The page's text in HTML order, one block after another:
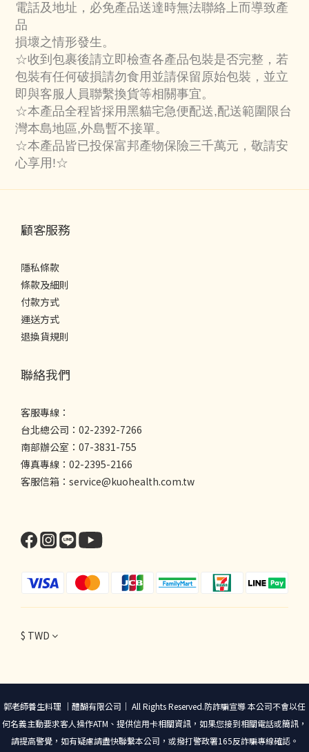
電話及地址，必免產品送達時無法聯絡上而導致產
品
損壞之情形發生。
☆收到包裹後請立即檢查各產品包裝是否完整，若
包裝有任何破損請勿食用並請保留原始包裝，並立
即與客服人員聯繫換貨等相關事宜。
☆本產品全程皆採用黑貓宅急便配送,配送範圍限台
灣本島地區,外島暫不接單。
☆本產品皆已投保富邦產物保險三千萬元，敬請安
心享用!☆
顧客服務
隱私條款
條款及細則
付款方式
運送方式
退換貨規則
聯絡我們
客服專線：
台北總公司：02-2392-7266
南部辦公室：07-3831-755
傳真專線：02-2395-2166
客服信箱：service@kuohealth.com.tw
$ TWD
郭老師養生料理 ｜醴醐有限公司｜ All Rights Reserved.防詐騙宣導 本公司不會以任
何名義主動要求客人操作ATM、提供信用卡相關資訊，如果您接到相關電話或簡訊，
請提高警覺，如有疑慮請盡快聯繫本公司，或撥打警政署165反詐騙專線確認。